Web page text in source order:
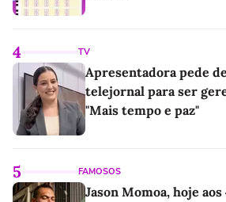
4 TV
Apresentadora pede
telejornal para ser
"Mais tempo e paz"
5 FAMOSOS
Jason Momoa, hoje